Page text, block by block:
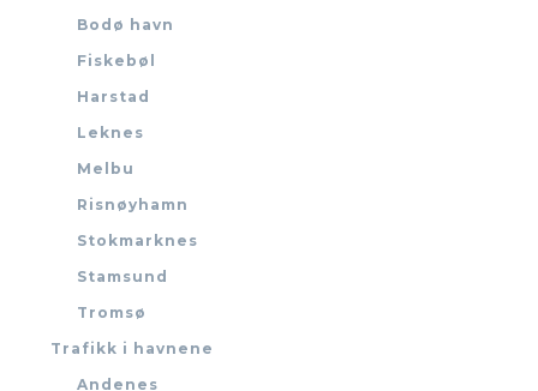
Bodø havn
Fiskebøl
Harstad
Leknes
Melbu
Risnøyhamn
Stokmarknes
Stamsund
Tromsø
Trafikk i havnene
Andenes